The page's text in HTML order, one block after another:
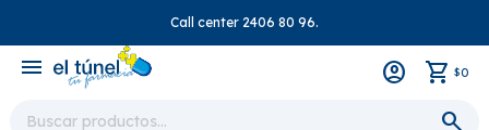
Call center 2406 80 96.
menu $0
close